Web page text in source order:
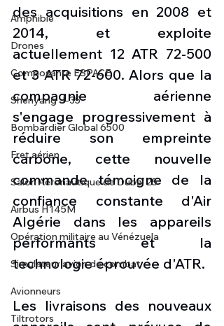
Amphibie
Drones
Composante ESPACE
Shenyang J-35
Bombardier Global 6500
Fret aérien
Salon Aéronautique de Dubaï 25
Airbus H145M
Opération militaire au Vénézuela
Simulateur avion de combat
Avionneurs
Tiltrotors
des acquisitions en 2008 et
2014, et exploite
actuellement 12 ATR 72-500
et 3 ATR 72-600. Alors que la
compagnie aérienne
s'engage progressivement à
réduire son empreinte
carbone, cette nouvelle
commande témoigne de la
confiance constante d'Air
Algérie dans les appareils
performants et la
technologie éprouvée d'ATR.
Les livraisons des nouveaux